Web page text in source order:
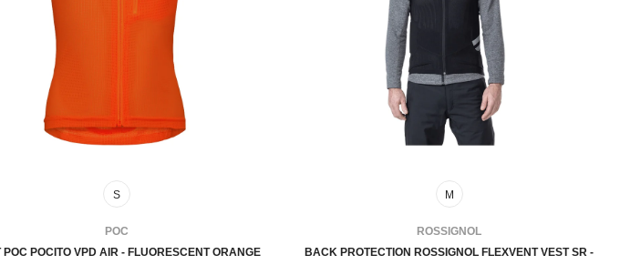
S
POC
POC POCITO VPD AIR - FLUORESCENT ORANGE
M
ROSSIGNOL
BACK PROTECTION ROSSIGNOL FLEXVENT VEST SR -